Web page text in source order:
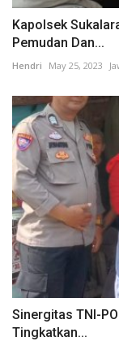
Kapolsek
Pemudan Dan...
Hendri May 25, 2023
Sinergitas TNI-
Tingkatkan...